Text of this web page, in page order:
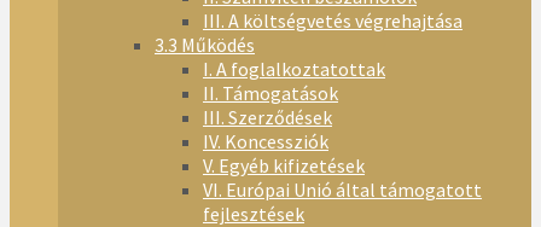
III. A költségvetés végrehajtása
3.3 Működés
I. A foglalkoztatottak
II. Támogatások
III. Szerződések
IV. Koncessziók
V. Egyéb kifizetések
VI. Európai Unió által támogatott
fejlesztések